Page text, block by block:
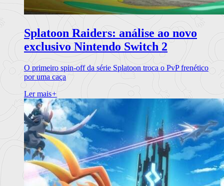
Splatoon Raiders: análise ao novo
exclusivo Nintendo Switch 2
O primeiro spin-off da série Splatoon troca o PvP frenético
por uma caça
Ler mais+